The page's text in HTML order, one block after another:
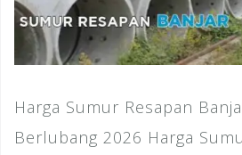
Harga Sumur Resapan
Berlubang 2026 Harga